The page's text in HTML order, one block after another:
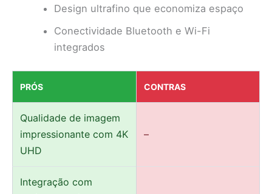
Design ultrafino que economiza espaço
Conectividade Bluetooth e Wi-Fi
integrados
PRÓS CONTRAS
Qualidade de imagem
impressionante com 4K
UHD
–
Integração com